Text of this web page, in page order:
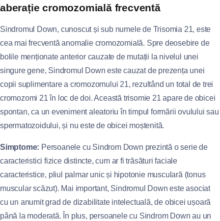
aberație cromozomială frecventă
Sindromul Down, cunoscut și sub numele de Trisomia 21, este
cea mai frecventă anomalie cromozomială. Spre deosebire de
bolile menționate anterior cauzate de mutații la nivelul unei
singure gene, Sindromul Down este cauzat de prezența unei
copii suplimentare a cromozomului 21, rezultând un total de trei
cromozomi 21 în loc de doi. Această trisomie 21 apare de obicei
spontan, ca un eveniment aleatoriu în timpul formării ovulului sau
spermatozoidului, și nu este de obicei moștenită.
Simptome: Persoanele cu Sindrom Down prezintă o serie de
caracteristici fizice distincte, cum ar fi trăsături faciale
caracteristice, pliul palmar unic și hipotonie musculară (tonus
muscular scăzut). Mai important, Sindromul Down este asociat
cu un anumit grad de dizabilitate intelectuală, de obicei ușoară
până la moderată. În plus, persoanele cu Sindrom Down au un